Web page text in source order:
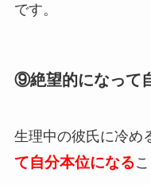
です。
⑨絶望的になって
生理中の彼氏に冷め
て自分本位になる